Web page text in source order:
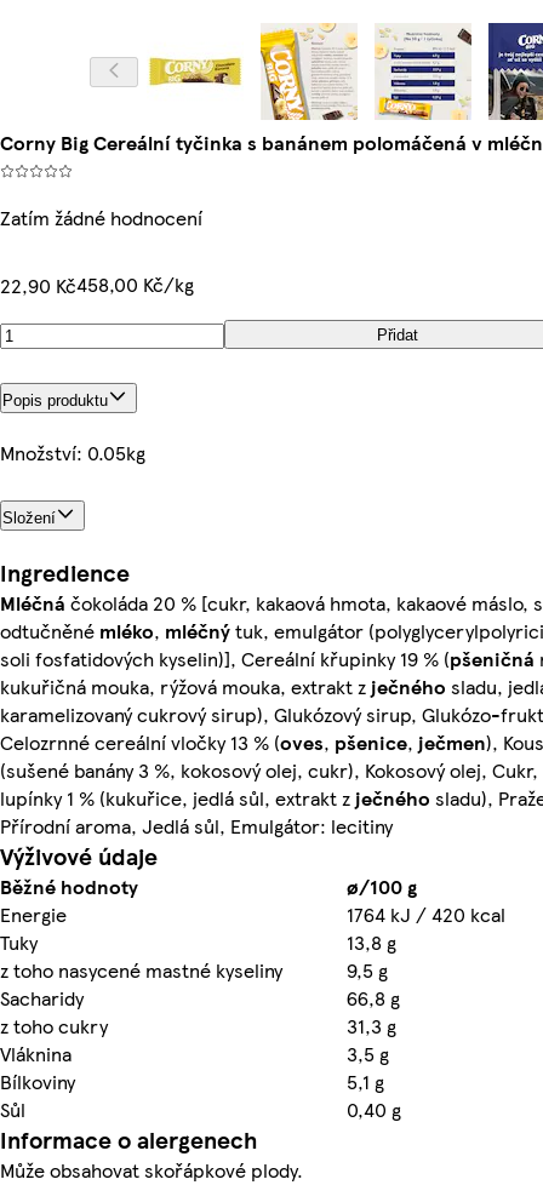
Corny Big Cereální tyčinka s banánem polomáčená v
Zatím žádné hodnocení
22,90 Kč458,00 Kč/kg
Přidat
Popis produktu
Množství: 0.05kg
Složení
Ingredience
Mléčná čokoláda 20 % [cukr, kakaová hmota, kakaové máslo,
odtučněné mléko, mléčnýtuk, emulgátor
soli fosfatidových kyselin)], Cereální křupinky 19 % (pšeničná
kukuřičná mouka, rýžová mouka, extrakt z ječného sladu,
karamelizovaný cukrový sirup), Glukózový sirup, Glukózo-
Celozrnné cereální vločky 13 % (oves, pšenice, ječmen),
(sušené banány 3 %, kokosový olej, cukr), Kokosový olej,
lupínky 1 % (kukuřice, jedlá sůl, extrakt z ječného sladu),
Přírodní aroma, Jedlá sůl, Emulgátor: lecitiny
Výživové údaje
Běžné hodnoty
ø/100 g
Energie
1764 kJ / 420 kcal
Tuky
13,8 g
z toho nasycené mastné kyseliny
9,5 g
Sacharidy
66,8 g
z toho cukry
31,3 g
Vláknina
3,5 g
Bílkoviny
5,1 g
Sůl
0,40 g
Informace o alergenech
Může obsahovat skořápkové plody.